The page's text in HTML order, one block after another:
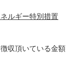
ルギー特別措置
収頂いている金額